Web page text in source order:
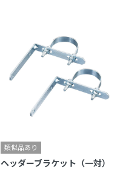
ヘッダーブラケット（一対）